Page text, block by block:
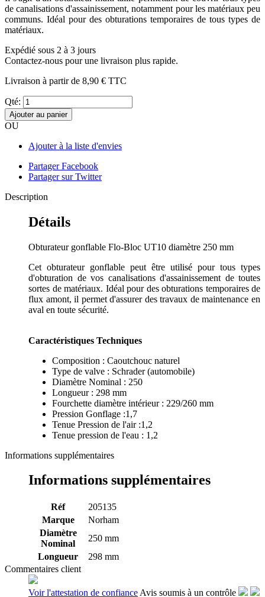
de canalisations d'assainissement, notamment pour les matériaux peu
communs. Idéal pour des obturations temporaires de tous types de
matériaux.
Expédié sous 2 à 3 jours
Contactez-nous pour une livraison plus rapide.
Livraison à partir de 8,90 € TTC
Qté:
Ajouter au panier
OU
Ajouter à la liste d'envies
Partager Facebook
Partager sur Twitter
Description
Détails
Obturateur gonflable Flo-Bloc UT10 diamètre 250 mm
Cet obturateur gonflable peut être utilisé pour tous types
d'obturation de vos canalisations d'assainissement de toutes
sortes de matériaux. Idéal pour des obturations temporaires de
flux amont, il permet d'assurer des travaux de maintenance en
aval en toute sécurité.
Caractéristiques Techniques
Composition : Caoutchouc naturel
Type de valve : Schrader (automobile)
Diamètre Nominal : 250
Longueur : 298 mm
Fourchette diamètre intérieur : 229/260 mm
Pression Gonflage :1,7
Tenue Pression de l'air :1,2
Tenue pression de l'eau : 1,2
Informations supplémentaires
Informations supplémentaires
Réf
205135
Marque
Norham
Diamètre
Nominal
250 mm
Longueur
298 mm
Commentaires client
Voir l'attestation de confiance Avis soumis à un contrôle